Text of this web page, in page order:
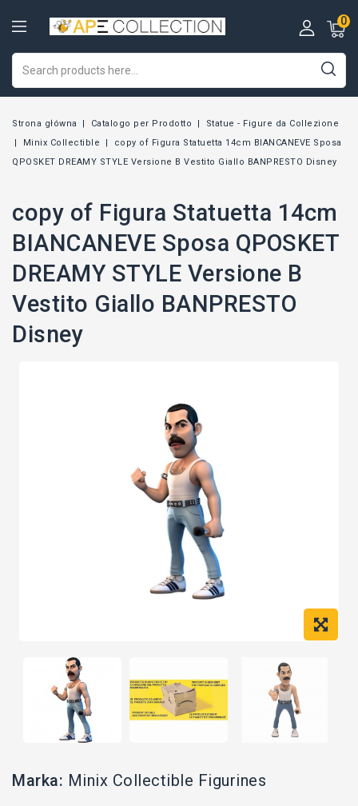
0
Strona główna Catalogo per Prodotto
Statue - Figure da Collezione
Minix Collectible
copy of Figura Statuetta 14cm BIANCANEVE Sposa
QPOSKET DREAMY STYLE Versione B Vestito Giallo BANPRESTO Disney
copy of Figura Statuetta 14cm
BIANCANEVE Sposa QPOSKET
DREAMY STYLE Versione B
Vestito Giallo BANPRESTO
Disney
Marka: Minix Collectible Figurines